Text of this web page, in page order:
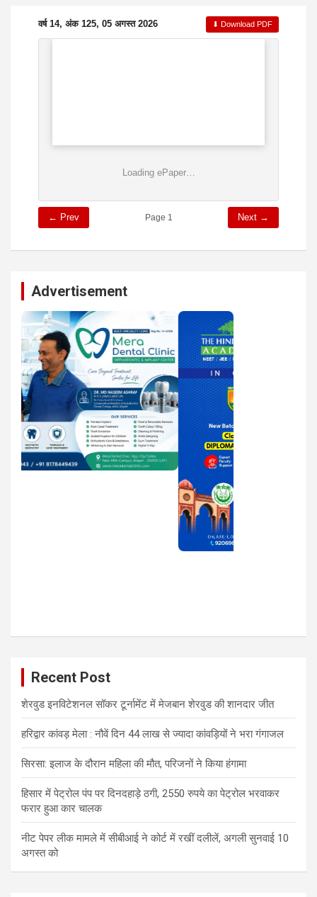
वर्ष 14, अंक 125, 05 अगस्त 2026 ⬇ Download PDF
Loading ePaper…
← Prev Page 1 Next →
Advertisement
Recent Post
शेरवुड इनविटेशनल सॉकर टूर्नामेंट में मेजबान शेरवुड की शानदार जीत
हरिद्वार कांवड़ मेला : नौवें दिन 44 लाख से ज्यादा कांवड़ियों ने भरा गंगाजल
सिरसा: इलाज के दौरान महिला की मौत, परिजनों ने किया हंगामा
हिसार में पेट्रोल पंप पर दिनदहाड़े ठगी, 2550 रुपये का पेट्रोल भरवाकर
फरार हुआ कार चालक
नीट पेपर लीक मामले में सीबीआई ने कोर्ट में रखीं दलीलें, अगली सुनवाई 10
अगस्त को